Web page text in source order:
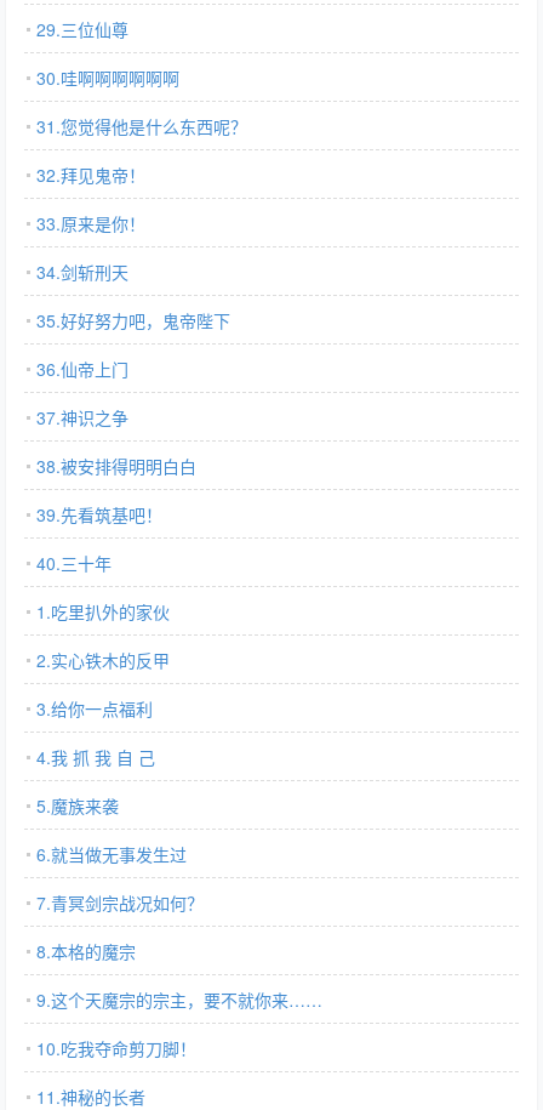
29.三位仙尊
30.哇啊啊啊啊啊啊
31.您觉得他是什么东西呢？
32.拜见鬼帝！
33.原来是你！
34.剑斩刑天
35.好好努力吧，鬼帝陛下
36.仙帝上门
37.神识之争
38.被安排得明明白白
39.先看筑基吧！
40.三十年
1.吃里扒外的家伙
2.实心铁木的反甲
3.给你一点福利
4.我 抓 我 自 己
5.魔族来袭
6.就当做无事发生过
7.青冥剑宗战况如何？
8.本格的魔宗
9.这个天魔宗的宗主，要不就你来……
10.吃我夺命剪刀脚！
11.神秘的长者